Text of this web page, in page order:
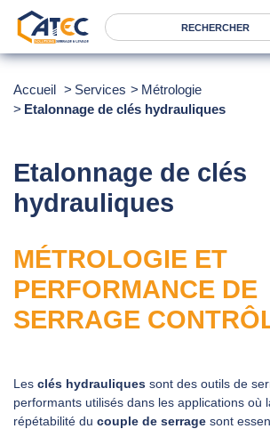
Levage
Marques
Atec
News
RSE
Accueil Services
Métrologie
Etalonnage de clés hydrauliques
Etalonnage de clés
hydrauliques
MÉTROLOGIE ET
PERFORMANCE DE
SERRAGE
Les clés hydrauliques sont des outils de
performants utilisés dans les applications où
répétabilité du couple de serrage sont